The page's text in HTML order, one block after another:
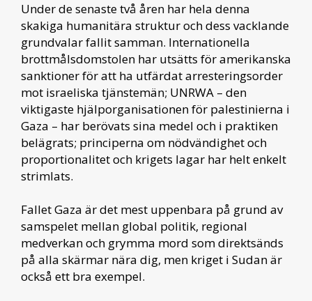
Under de senaste två åren har hela denna
skakiga humanitära struktur och dess vacklande
grundvalar fallit samman. Internationella
brottmålsdomstolen har utsätts för amerikanska
sanktioner för att ha utfärdat arresteringsorder
mot israeliska tjänstemän; UNRWA – den
viktigaste hjälporganisationen för palestinierna i
Gaza – har berövats sina medel och i praktiken
belägrats; principerna om nödvändighet och
proportionalitet och krigets lagar har helt enkelt
strimlats.
Fallet Gaza är det mest uppenbara på grund av
samspelet mellan global politik, regional
medverkan och grymma mord som direktsänds
på alla skärmar nära dig, men kriget i Sudan är
också ett bra exempel.